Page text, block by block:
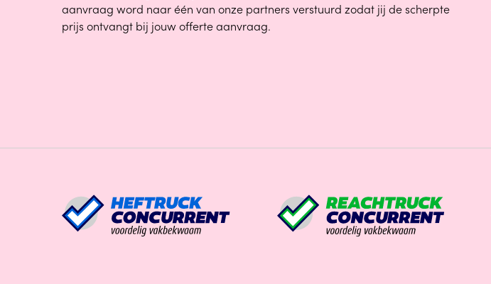
aanvraag word naar één van onze partners verstuurd zodat jij de scherpte
prijs ontvangt bij jouw offerte aanvraag.